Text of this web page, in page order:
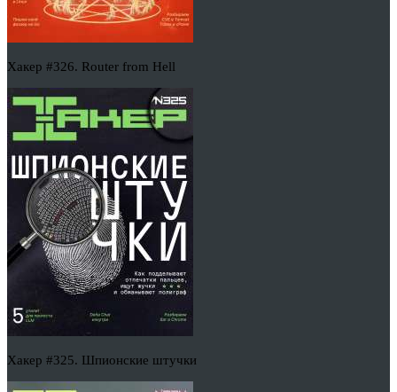
Хакер #326. Router from Hell
Хакер #325. Шпионские штучки